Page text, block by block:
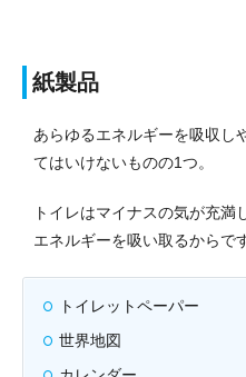
紙製品
あらゆるエネルギーを吸収し
てはいけないものの1つ。
トイレはマイナスの気が充
エネルギーを吸い取るからで
トイレットペーパー
世界地図